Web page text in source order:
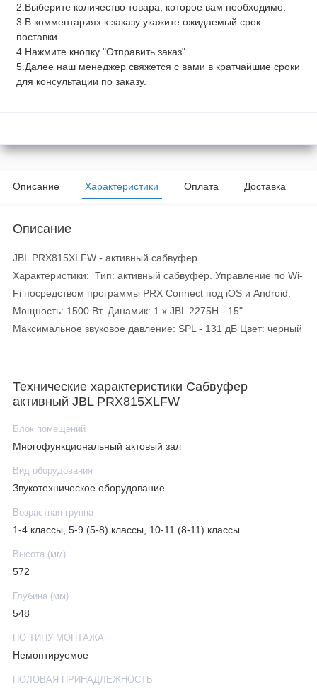
2.Выберите количество товара, которое вам необходимо.
3.В комментариях к заказу укажите ожидаемый срок
поставки.
4.Нажмите кнопку "Отправить заказ".
5.Далее наш менеджер свяжется с вами в кратчайшие сроки
для консультации по заказу.
Описание Характеристики Оплата Доставка
Описание
JBL PRX815XLFW - активный сабвуфер
Характеристики: Тип: активный сабвуфер. Управление по Wi-
Fi посредством программы PRX Connect под iOS и Android.
Мощность: 1500 Вт. Динамик: 1 x JBL 2275H - 15"
Максимальное звуковое давление: SPL - 131 дБ Цвет: черный
Технические характеристики Сабвуфер
активный JBL PRX815XLFW
Блок помещений
Многофункциональный актовый зал
Вид оборудования
Звукотехническое оборудование
Возрастная группа
1-4 классы, 5-9 (5-8) классы, 10-11 (8-11) классы
Высота (мм)
572
Глубина (мм)
548
ПО ТИПУ МОНТАЖА
Немонтируемое
ПОЛОВАЯ ПРИНАДЛЕЖНОСТЬ